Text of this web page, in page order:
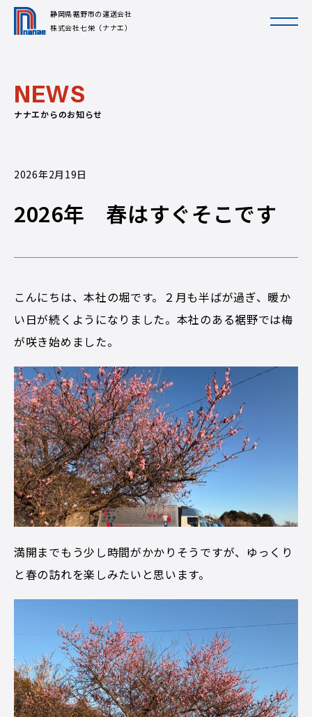
静岡県裾野市の運送会社
株式会社七栄（ナナエ）
NEWS
ナナエからのお知らせ
2026年2月19日
2026年 春はすぐそこです
こんにちは、本社の堀です。２月も半ばが過ぎ、暖か
い日が続くようになりました。本社のある裾野では梅
が咲き始めました。
満開までもう少し時間がかかりそうですが、ゆっくり
と春の訪れを楽しみたいと思います。